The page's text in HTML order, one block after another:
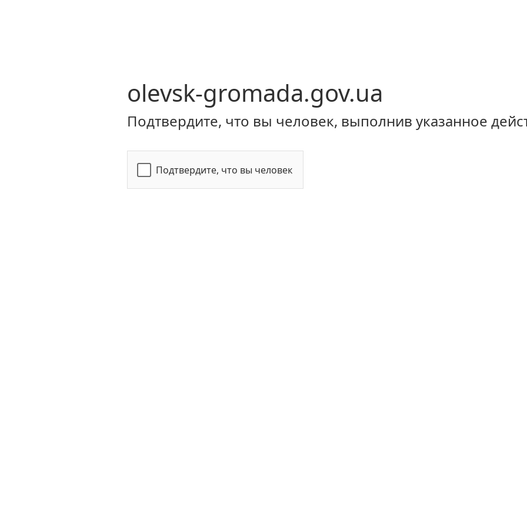
olevsk-gromada.gov.ua
Подтвердите, что вы человек, выполнив указанное
Подтвердите, что вы человек